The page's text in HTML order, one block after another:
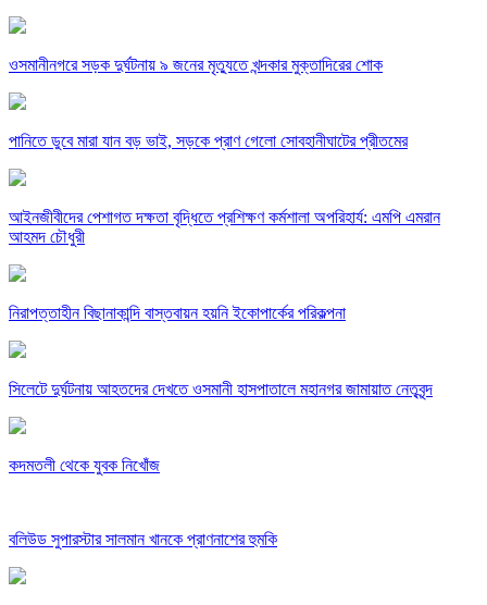
ওসমানীনগরে সড়ক দুর্ঘটনায় ৯ জনের মৃত্যুতে খন্দকার মুক্তাদিরের শোক
পানিতে ডুবে মারা যান বড় ভাই, সড়কে প্রাণ গেলো সোবহানীঘাটের প্রীতমের
আইনজীবীদের পেশাগত দক্ষতা বৃদ্ধিতে প্রশিক্ষণ কর্মশালা অপরিহার্য: এমপি এমরান
আহমদ চৌধুরী
নিরাপত্তাহীন বিছানাকান্দি বাস্তবায়ন হয়নি ইকোপার্কের পরিকল্পনা
সিলেটে দুর্ঘটনায় আহতদের দেখতে ওসমানী হাসপাতালে মহানগর জামায়াত নেতৃবৃন্দ
কদমতলী থেকে যুবক নিখোঁজ
বলিউড সুপারস্টার সালমান খানকে প্রাণনাশের হুমকি